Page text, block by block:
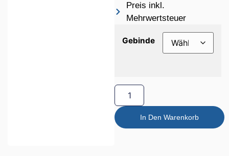
Preis inkl.
Mehrwertsteuer
Gebinde
In Den Warenkorb